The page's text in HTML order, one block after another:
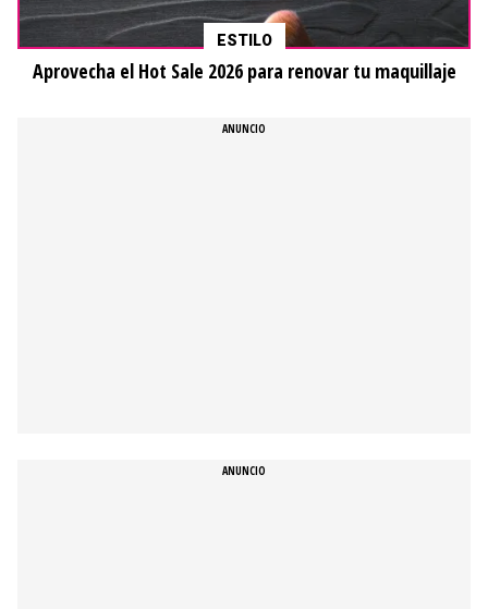
ESTILO
Aprovecha el Hot Sale 2026 para renovar tu maquillaje